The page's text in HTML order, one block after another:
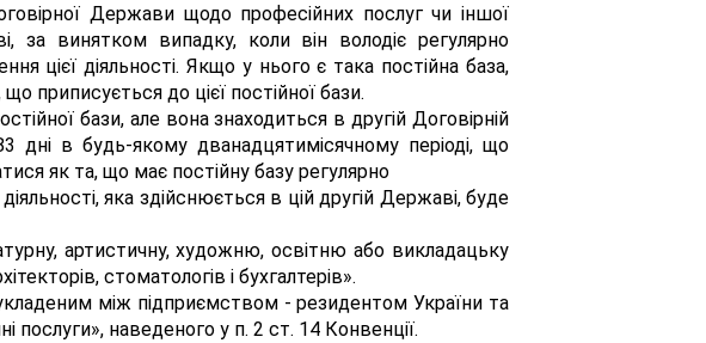
Держави щодо професійних послуг чи іншої
за винятком випадку, коли він володіє регулярно
цієї діяльності. Якщо у нього є така постійна база,
приписується до цієї постійної бази.
бази, але вона знаходиться в другій Договірній
дні в будь-якому дванадцятимісячному періоді, що
як та, що має постійну базу регулярно
яка здійснюється в цій другій Державі, буде
артистичну, художню, освітню або викладацьку
стоматологів і бухгалтерів».
між підприємством - резидентом України та
послуги», наведеного у п. 2 ст. 14 Конвенції.